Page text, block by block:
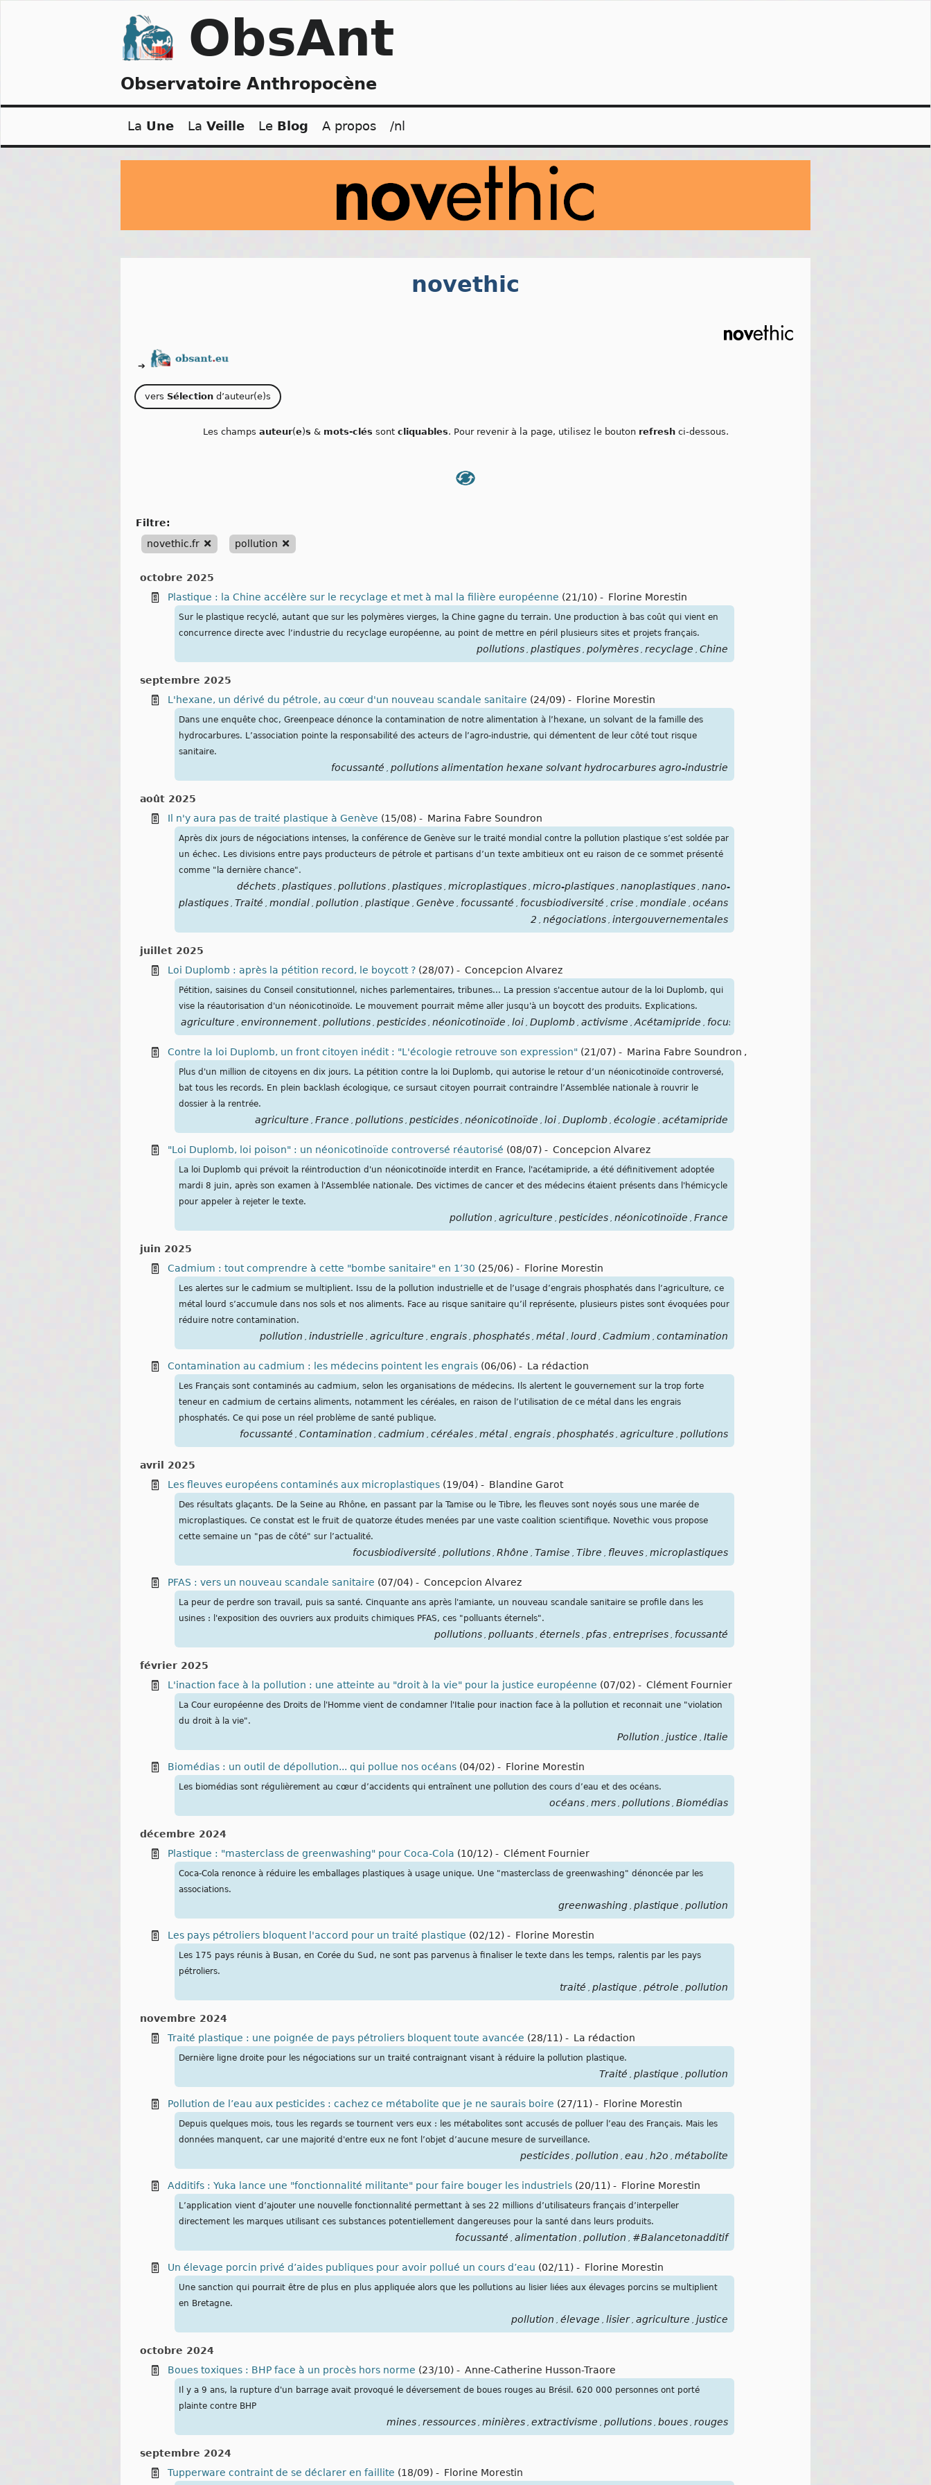
ObsAnt
Observatoire Anthropocène
La Une La Veille Le Blog A propos /nl
novethic
➔
vers Sélection d’auteur(e)s
Les champs auteur(e)s & mots-clés sont cliquables. Pour revenir à la page, utilisez le bouton refreshci-dessous.
filtre:
novethic.fr
pollution
octobre 2025
Plastique : la Chine accélère sur le recyclage et met à mal la filière européenne (21/10) - Florine Morestin
Sur le plastique recyclé, autant que sur les polymères vierges, la Chine gagne du terrain. Une production à bas coût qui vient en
concurrence directe avec l’industrie du recyclage européenne, au point de mettre en péril plusieurs sites et projets français.
pollutions plastiques polymères recyclage Chine
septembre 2025
L'hexane, un dérivé du pétrole, au cœur d'un nouveau scandale sanitaire (24/09) - Florine Morestin
Dans une enquête choc, Greenpeace dénonce la contamination de notre alimentation à l’hexane, un solvant de la famille des
hydrocarbures. L’association pointe la responsabilité des acteurs de l’agro-industrie, qui démentent de leur côté tout risque
sanitaire.
focussanté pollutions alimentation hexane solvant hydrocarbures agro-industrie
août 2025
Il n'y aura pas de traité plastique à Genève (15/08) - Marina Fabre Soundron
Après dix jours de négociations intenses, la conférence de Genève sur le traité mondial contre la pollution plastique s’est soldée par
un échec. Les divisions entre pays producteurs de pétrole et partisans d’un texte ambitieux ont eu raison de ce sommet présenté
comme "la dernière chance".
déchets plastiques pollutions plastiques microplastiques micro-plastiques nanoplastiques nano-
plastiques Traité mondial pollution plastique Genève focussanté focusbiodiversité crise mondiale océans
2
négociations intergouvernementales
juillet 2025
Loi Duplomb : après la pétition record, le boycott ? (28/07) - Concepcion Alvarez
Pétition, saisines du Conseil consitutionnel, niches parlementaires, tribunes... La pression s'accentue autour de la loi Duplomb, qui
vise la réautorisation d'un néonicotinoïde. Le mouvement pourrait même aller jusqu'à un boycott des produits. Explications.
agriculture environnement pollutions pesticides néonicotinoïde loi Duplomb activisme Acétamipride focussanté
Contre la loi Duplomb, un front citoyen inédit : "L'écologie retrouve son expression" (21/07) - Marina Fabre Soundron ,
Plus d'un million de citoyens en dix jours. La pétition contre la loi Duplomb, qui autorise le retour d’un néonicotinoïde controversé,
bat tous les records. En plein backlash écologique, ce sursaut citoyen pourrait contraindre l’Assemblée nationale à rouvrir le
dossier à la rentrée.
agriculture France pollutions pesticides néonicotinoïde loi Duplomb écologie acétamipride
"Loi Duplomb, loi poison" : un néonicotinoïde controversé réautorisé (08/07) - Concepcion Alvarez
La loi Duplomb qui prévoit la réintroduction d'un néonicotinoïde interdit en France, l'acétamipride, a été définitivement adoptée
mardi 8 juin, après son examen à l'Assemblée nationale. Des victimes de cancer et des médecins étaient présents dans l'hémicycle
pour appeler à rejeter le texte.
pollution agriculture pesticides néonicotinoïde France
juin 2025
Cadmium : tout comprendre à cette "bombe sanitaire" en 1’30 (25/06) - Florine Morestin
Les alertes sur le cadmium se multiplient. Issu de la pollution industrielle et de l’usage d’engrais phosphatés dans l’agriculture, ce
métal lourd s’accumule dans nos sols et nos aliments. Face au risque sanitaire qu’il représente, plusieurs pistes sont évoquées pour
réduire notre contamination.
pollution industrielle agriculture engrais phosphatés métal lourd Cadmium contamination
Contamination au cadmium : les médecins pointent les engrais (06/06) - La rédaction
Les Français sont contaminés au cadmium, selon les organisations de médecins. Ils alertent le gouvernement sur la trop forte
teneur en cadmium de certains aliments, notamment les céréales, en raison de l’utilisation de ce métal dans les engrais
phosphatés. Ce qui pose un réel problème de santé publique.
focussanté Contamination cadmium céréales métal engrais phosphatés agriculture pollutions
avril 2025
Les fleuves européens contaminés aux microplastiques (19/04) - Blandine Garot
Des résultats glaçants. De la Seine au Rhône, en passant par la Tamise ou le Tibre, les fleuves sont noyés sous une marée de
microplastiques. Ce constat est le fruit de quatorze études menées par une vaste coalition scientifique. Novethic vous propose
cette semaine un "pas de côté" sur l’actualité.
focusbiodiversité pollutions Rhône Tamise Tibre fleuves microplastiques
PFAS : vers un nouveau scandale sanitaire (07/04) - Concepcion Alvarez
La peur de perdre son travail, puis sa santé. Cinquante ans après l'amiante, un nouveau scandale sanitaire se profile dans les
usines : l'exposition des ouvriers aux produits chimiques PFAS, ces "polluants éternels".
pollutions polluants éternels pfas entreprises focussanté
février 2025
L'inaction face à la pollution : une atteinte au "droit à la vie" pour la justice européenne (07/02) - Clément Fournier
La Cour européenne des Droits de l'Homme vient de condamner l'Italie pour inaction face à la pollution et reconnait une "violation
du droit à la vie".
Pollution justice Italie
Biomédias : un outil de dépollution... qui pollue nos océans (04/02) - Florine Morestin
Les biomédias sont régulièrement au cœur d’accidents qui entraînent une pollution des cours d’eau et des océans.
océans mers pollutions Biomédias
décembre 2024
Plastique : "masterclass de greenwashing" pour Coca-Cola (10/12) - Clément Fournier
Coca-Cola renonce à réduire les emballages plastiques à usage unique. Une "masterclass de greenwashing" dénoncée par les
associations.
greenwashing plastique pollution
Les pays pétroliers bloquent l'accord pour un traité plastique (02/12) - Florine Morestin
Les 175 pays réunis à Busan, en Corée du Sud, ne sont pas parvenus à finaliser le texte dans les temps, ralentis par les pays
pétroliers.
traité plastique pétrole pollution
novembre 2024
Traité plastique : une poignée de pays pétroliers bloquent toute avancée (28/11) - La rédaction
Dernière ligne droite pour les négociations sur un traité contraignant visant à réduire la pollution plastique.
Traité plastique pollution
Pollution de l’eau aux pesticides : cachez ce métabolite que je ne saurais boire (27/11) - Florine Morestin
Depuis quelques mois, tous les regards se tournent vers eux : les métabolites sont accusés de polluer l’eau des Français. Mais les
données manquent, car une majorité d'entre eux ne font l’objet d’aucune mesure de surveillance.
pesticides pollution eau h2o métabolite
Additifs : Yuka lance une "fonctionnalité militante" pour faire bouger les industriels (20/11) - Florine Morestin
L’application vient d’ajouter une nouvelle fonctionnalité permettant à ses 22 millions d’utilisateurs français d’interpeller
directement les marques utilisant ces substances potentiellement dangereuses pour la santé dans leurs produits.
focussanté alimentation pollution #Balancetonadditif
Un élevage porcin privé d’aides publiques pour avoir pollué un cours d’eau (02/11) - Florine Morestin
Une sanction qui pourrait être de plus en plus appliquée alors que les pollutions au lisier liées aux élevages porcins se multiplient
en Bretagne.
pollution élevage lisier agriculture justice
octobre 2024
Boues toxiques : BHP face à un procès hors norme (23/10) - Anne-Catherine Husson-Traore
Il y a 9 ans, la rupture d'un barrage avait provoqué le déversement de boues rouges au Brésil. 620 000 personnes ont porté
plainte contre BHP
mines ressources minières extractivisme pollutions boues rouges
septembre 2024
Tupperware contraint de se déclarer en faillite (18/09) - Florine Morestin